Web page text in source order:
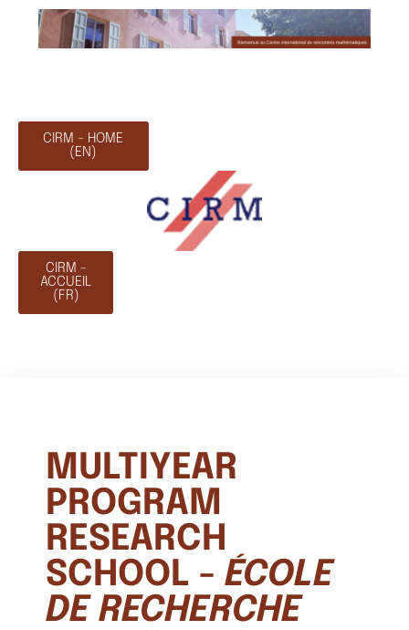
CIRM - HOME
(EN)
CIRM -
ACCUEIL
(FR)
MULTIYEAR
PROGRAM
RESEARCH
SCHOOL - ÉCOLE
DE RECHERCHE